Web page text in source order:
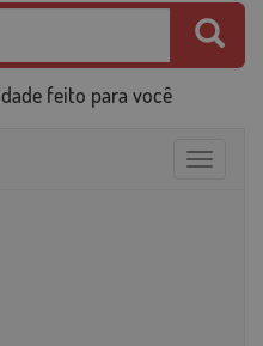
feito para você
Toggle